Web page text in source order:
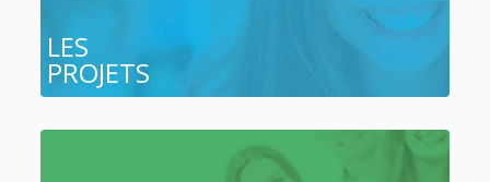
LES
PROJETS